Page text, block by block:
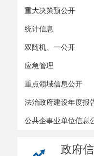
重大决策预公开
统计信息
双随机、一公开
应急管理
重点领域信息公开
法治政府建设年度报
公共企事业单位信息
政府